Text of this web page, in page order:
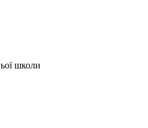
школи